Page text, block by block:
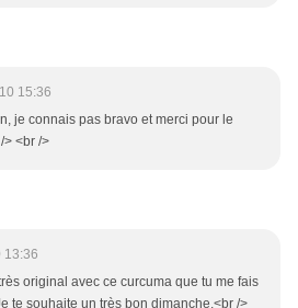
15:36
je connais pas bravo et merci pour le
> <br />
13:36
original avec ce curcuma que tu me fais
te souhaite un très bon dimanche,<br />